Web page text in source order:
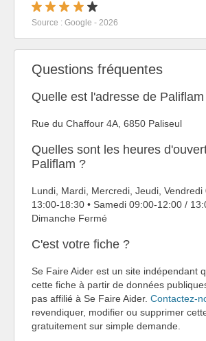
Source : Google - 2026
Questions fréquentes
Quelle est l'adresse de
Rue du Chaffour 4A, 6850 Paliseul
Quelles sont les heures
Paliflam ?
Lundi, Mardi, Mercredi, Jeudi,
13:00-18:30 • Samedi 09:00-12:00 /
Dimanche Fermé
C'est votre fiche ?
Se Faire Aider est un site indépendant
cette fiche à partir de données
pas affilié à Se Faire Aider. Contactez-
revendiquer, modifier ou supprimer
gratuitement sur simple demande.